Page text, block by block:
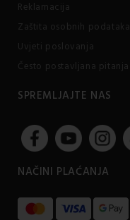
Reklamacija
Zaštita osobnih podataka
Uvjeti poslovanja
Često postavljana pitanja
SPREMLJAJTE NAS
NAČINI PLAĆANJA